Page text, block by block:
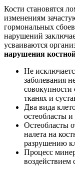
Кости становятся
изменениям
гормональных
нарушений
усваиваются
нарушения
Не
заболевания
тканях и
Два вида
остеобласты и
Остеобласты
налета на
разрушению
Процесс